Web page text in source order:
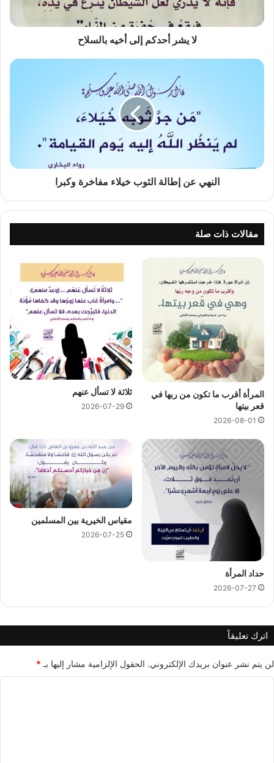
لا يشر أحدكم إلى أخيه بالسلاح
النهي
النهي عن إطالة الثوب خيلاء مفاخرة وكبرا
مقالات ذات صلة
المرأة أقرب ما تكون من ربها في
قعر بيتها
2026-08-01
ثلاثة لا تسأل عنهم
2026-07-29
حداد المرأة
2026-07-27
مقياس الخيرية بين المسلمين
2026-07-25
اترك تعليقاً
لن يتم نشر عنوان بريدك الإلكتروني. الحقول الإلزامية مشار إليها بـ *